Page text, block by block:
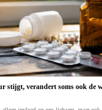
stijgt, verandert soms ook de